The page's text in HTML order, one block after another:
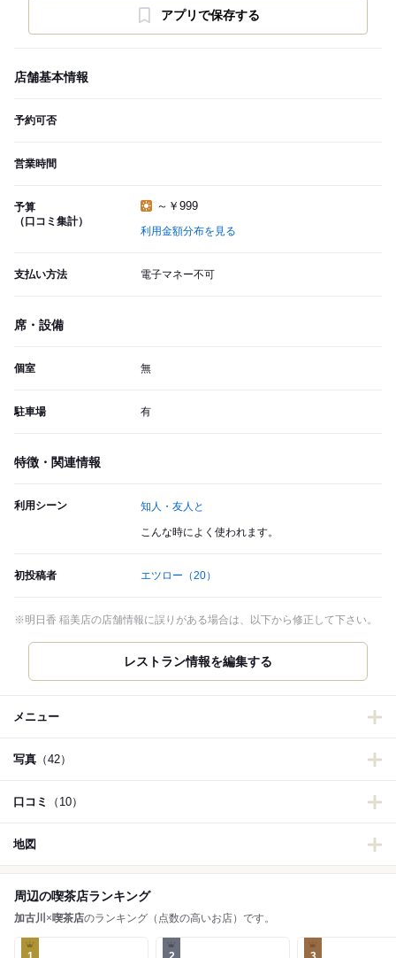
アプリで保存する
店舗基本情報
予約可否
営業時間
予算
（口コミ集計）
～￥999
利用金額分布を見る
支払い方法 電子マネー不可
席・設備
個室 無
駐車場 有
特徴・関連情報
利用シーン 知人・友人と
こんな時によく使われます。
初投稿者 エツロー （20）
※明日香 稲美店の店舗情報に誤りがある場合は、以下から修正して下さい。
メニュー
写真 （42）
口コミ （10）
地図
周辺の喫茶店ランキング
加古川 ×喫茶店のランキング（点数の高いお店）です。